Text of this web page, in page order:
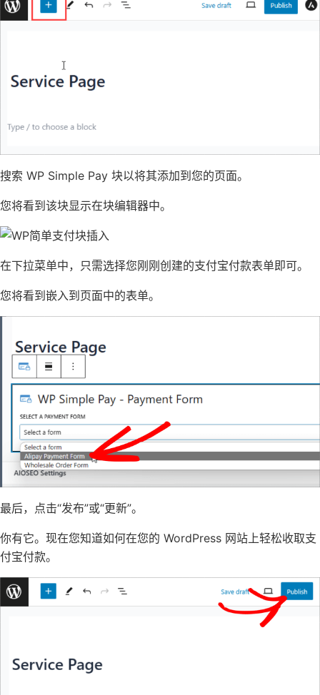
搜索 WP Simple Pay 块以将其添加到您的页面。
您将看到该块显示在块编辑器中。
在下拉菜单中，只需选择您刚刚创建的支付宝付款表单即可。
您将看到嵌入到页面中的表单。
最后，点击“发布”或“更新”。
你有它。现在您知道如何在您的 WordPress 网站上轻松收取支
付宝付款。